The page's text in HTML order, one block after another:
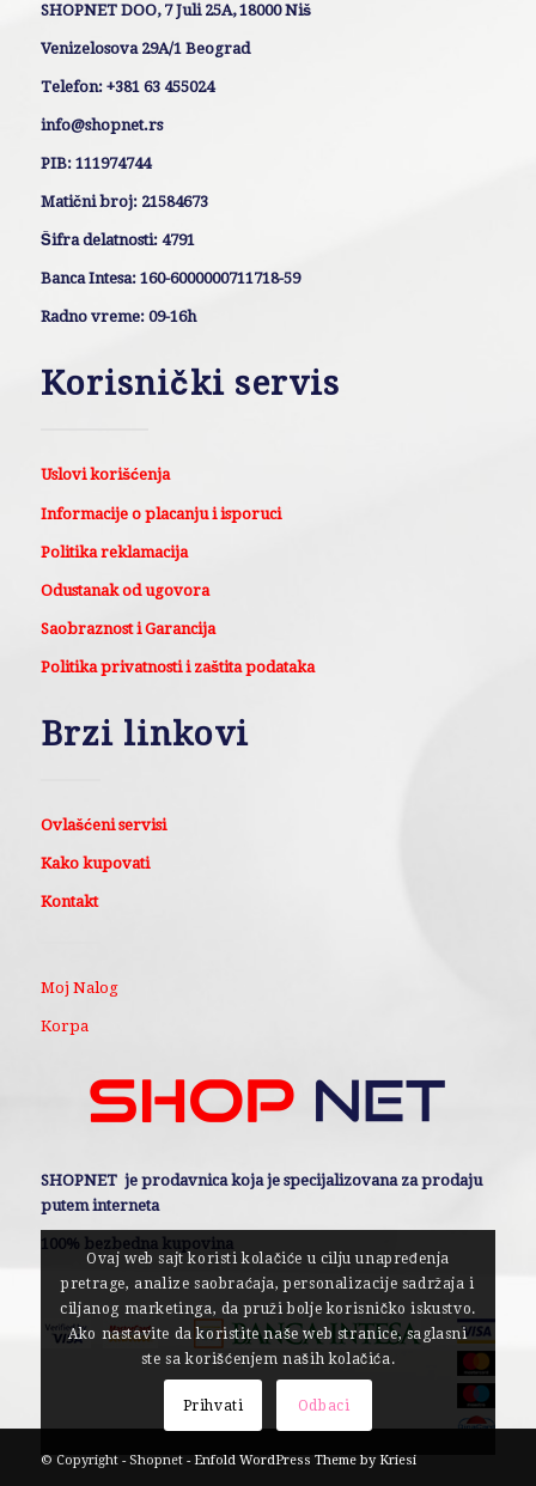
SHOPNET DOO, 7 Juli 25A, 18000 Niš
Venizelosova 29A/1 Beograd
Telefon: +381 63 455024
info@shopnet.rs
PIB: 111974744
Matični broj: 21584673
Šifra delatnosti: 4791
Banca Intesa: 160-6000000711718-59
Radno vreme: 09-16h
Korisnički servis
Uslovi korišćenja
Informacije o placanju i isporuci
Politika reklamacija
Odustanak od ugovora
Saobraznost i Garancija
Politika privatnosti i zaštita podataka
Brzi linkovi
Ovlašćeni servisi
Kako kupovati
Kontakt
Moj Nalog
Korpa
SHOPNET je prodavnica koja je specijalizovana za prodaju
putem interneta
100% bezbedna kupovina
© Copyright - Shopnet - Enfold WordPress Theme by Kriesi
Ovaj web sajt koristi kolačiće u cilju unapređenja
pretrage, analize saobraćaja, personalizacije sadržaja i
ciljanog marketinga, da pruži bolje korisničko iskustvo.
Ako nastavite da koristite naše web stranice, saglasni
ste sa korišćenjem naših kolačića.
Prihvati Odbaci